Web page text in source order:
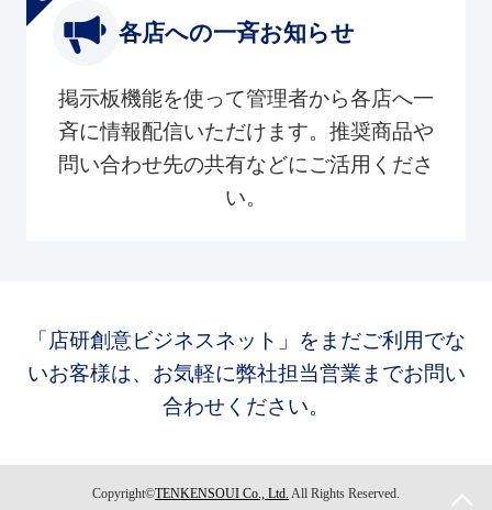
各店への一斉お知らせ
掲示板機能を使って管理者から各店へ一
斉に情報配信いただけます。推奨商品や
問い合わせ先の共有などにご活用くださ
い。
「店研創意ビジネスネット」をまだご利用でな
いお客様は、お気軽に弊社担当営業までお問い
合わせください。
Copyright©TENKENSOUI Co., Ltd. All Rights Reserved.